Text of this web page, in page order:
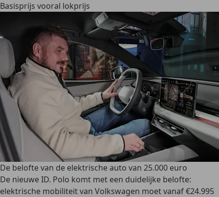
Basisprijs vooral lokprijs
De belofte van de elektrische auto van 25.000 euro
De nieuwe ID. Polo komt met een duidelijke belofte:
elektrische mobiliteit van Volkswagen moet vanaf €24.995